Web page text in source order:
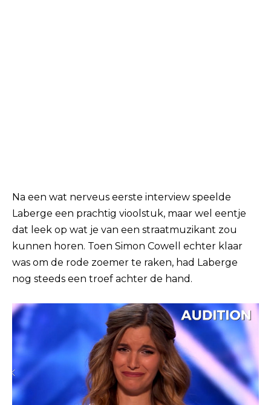
Na een wat nerveus eerste interview speelde
Laberge een prachtig vioolstuk, maar wel eentje
dat leek op wat je van een straatmuzikant zou
kunnen horen. Toen Simon Cowell echter klaar
was om de rode zoemer te raken, had Laberge
nog steeds een troef achter de hand.